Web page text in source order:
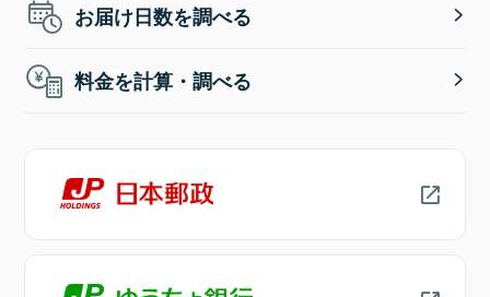
お届け日数を調べる
料金を計算・調べる